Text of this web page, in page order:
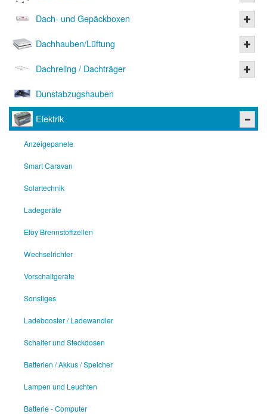
Dach- und Gepäckboxen
Dachhauben/Lüftung
Dachreling / Dachträger
Dunstabzugshauben
Elektrik
Anzeigepanele
Smart Caravan
Solartechnik
Ladegeräte
Efoy Brennstoffzellen
Wechselrichter
Vorschaltgeräte
Sonstiges
Ladebooster / Ladewandler
Schalter und Steckdosen
Batterien / Akkus / Speicher
Lampen und Leuchten
Batterie - Computer